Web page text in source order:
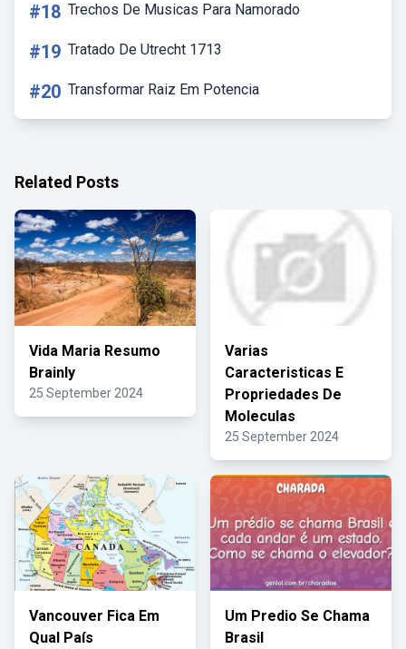
#18 Trechos De Musicas Para Namorado
#19 Tratado De Utrecht 1713
#20 Transformar Raiz Em Potencia
Related Posts
Vida Maria Resumo
Brainly
25 September 2024
Varias
Caracteristicas E
Propriedades De
Moleculas
25 September 2024
Vancouver Fica Em
Qual País
Um Predio Se Chama
Brasil